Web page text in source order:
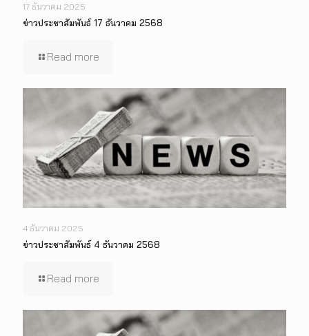
17 ธันวาคม 2025
ข่าวประชาสัมพันธ์ 17 ธันวาคม 2568
Read more
4 ธันวาคม 2025
ข่าวประชาสัมพันธ์ 4 ธันวาคม 2568
Read more